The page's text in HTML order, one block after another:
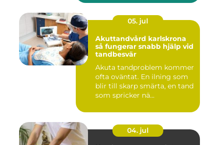
05. jul
Akuttandvård karlskrona
så fungerar snabb hjälp vid
tandbesvär
Akuta tandproblem kommer
ofta oväntat. En ilning som
blir till skarp smärta, en tand
som spricker nä...
04. jul